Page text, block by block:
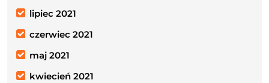
lipiec 2021
czerwiec 2021
maj 2021
kwiecień 2021